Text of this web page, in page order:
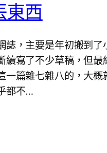
東西
誌，主要是年初搬到
續寫了不少草稿，但
一篇雜七雜八的，大
都不…